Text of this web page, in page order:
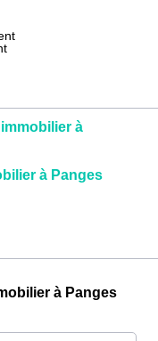
à
à Panges
à Panges